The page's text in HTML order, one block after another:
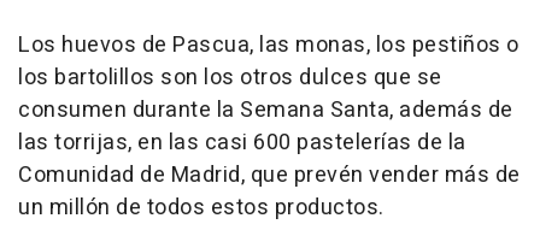
Los huevos de Pascua, las monas, los pestiños o
los bartolillos son los otros dulces que se
consumen durante la Semana Santa, además de
las torrijas, en las casi 600 pastelerías de la
Comunidad de Madrid, que prevén vender más de
un millón de todos estos productos.